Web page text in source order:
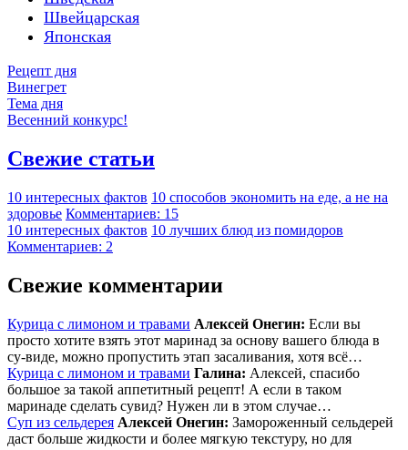
Швейцарская
Японская
Рецепт дня
Винегрет
Тема дня
Весенний конкурс!
Свежие статьи
10 интересных фактов 10 способов экономить на еде, а не на
здоровье Комментариев: 15
10 интересных фактов 10 лучших блюд из помидоров
Комментариев: 2
Свежие комментарии
Курица с лимоном и травами Алексей Онегин: Если вы
просто хотите взять этот маринад за основу вашего блюда в
су-виде, можно пропустить этап засаливания, хотя всё…
Курица с лимоном и травами Галина: Алексей, спасибо
большое за такой аппетитный рецепт! А если в таком
маринаде сделать сувид? Нужен ли в этом случае…
Суп из сельдерея Алексей Онегин: Замороженный сельдерей
даст больше жидкости и более мягкую текстуру, но для